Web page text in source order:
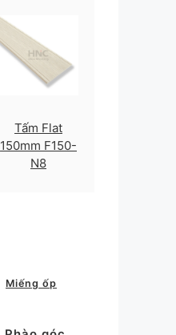
Tấm Flat
150mm F150-
N8
Miếng ốp